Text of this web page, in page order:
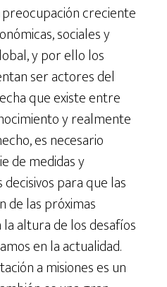
creciente
sociales y
y por ello los
ser actores del
que existe entre
y realmente
es necesario
de medidas y
para que las
de las próximas
altura de los desafíos
en la actualidad.
a misiones es un